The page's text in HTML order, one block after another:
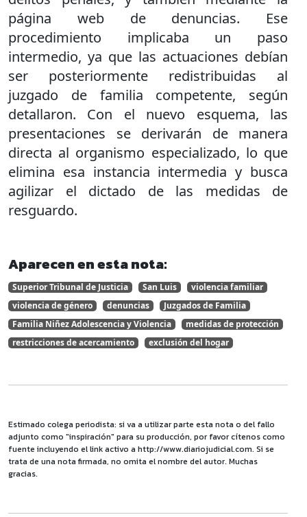
página web de denuncias. Ese
procedimiento implicaba un paso
intermedio, ya que las actuaciones debían
ser posteriormente redistribuidas al
juzgado de familia competente, según
detallaron. Con el nuevo esquema, las
presentaciones se derivarán de manera
directa al organismo especializado, lo que
elimina esa instancia intermedia y busca
agilizar el dictado de las medidas de
resguardo.
Aparecen en esta nota:
Superior Tribunal de Justicia San Luis
violencia familiar
violencia de género
denuncias
Juzgados de Familia
Familia Niñez Adolescencia y Violencia
medidas de protección
restricciones de acercamiento
exclusión del hogar
Estimado colega periodista: si va a utilizar parte esta nota o del fallo
adjunto como "inspiración" para su producción, por favor cítenos como
fuente incluyendo el link activo a http://www.diariojudicial.com. Si se
trata de una nota firmada, no omita el nombre del autor. Muchas
gracias.